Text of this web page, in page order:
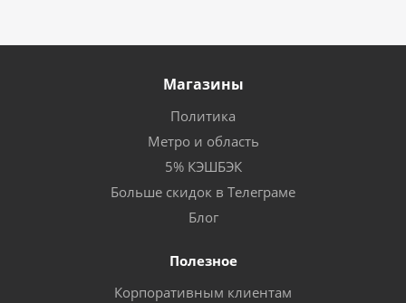
Магазины
Политика
Метро и область
5% КЭШБЭК
Больше скидок в Телеграме
Блог
Полезное
Корпоративным клиентам